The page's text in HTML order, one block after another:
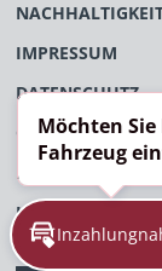
IMPRESSUM
DATENSCHUTZ
ÖFFENTLICHES
EU-
Möchten
Fahrzeug